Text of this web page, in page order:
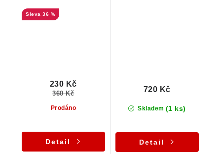
albitem a muskovitem
36 %
Prodáno
230 Kč
360 Kč
Detail
Skladem (1 ks)
720 Kč
Detail